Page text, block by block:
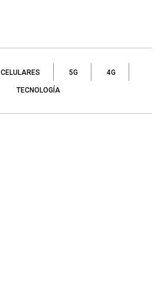
CELULARES 5G 4G
TECNOLOGÍA